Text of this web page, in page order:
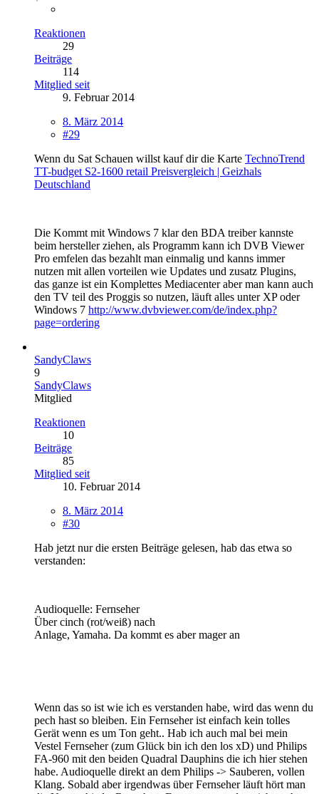
Reaktionen
29
Beiträge
114
Mitglied seit
9. Februar 2014
8. März 2014
#29
Wenn du Sat Schauen willst kauf dir die Karte TechnoTrend
TT-budget S2-1600 retail Preisvergleich | Geizhals
Deutschland
Die Kommt mit Windows 7 klar den BDA treiber kannste
beim hersteller ziehen, als Programm kann ich DVB Viewer
Pro emfelen das bezahlt man einmalig und kanns immer
nutzen mit allen vorteilen wie Updates und zusatz Plugins,
das ganze ist ein Komplettes Mediacenter aber man kann auch
den TV teil des Proggis so nutzen, läuft alles unter XP oder
Windows 7 http://www.dvbviewer.com/de/index.php?
page=ordering
SandyClaws
9
SandyClaws
Mitglied
Reaktionen
10
Beiträge
85
Mitglied seit
10. Februar 2014
8. März 2014
#30
Hab jetzt nur die ersten Beiträge gelesen, hab das etwa so
verstanden:
Audioquelle: Fernseher
Über cinch (rot/weiß) nach
Anlage, Yamaha. Da kommt es aber mager an
Wenn das so ist wie ich es verstanden habe, wird das wenn du
pech hast so bleiben. Ein Fernseher ist einfach kein tolles
Gerät wenn es um Ton geht.. Hab ich auch mal bei mein
Vestel Fernseher (zum Glück bin ich den los xD) und Philips
FA-960 mit den beiden Quadral Dauphins die ich hier stehen
habe. Audioquelle direkt an dem Philips -> Sauberen, vollen
Klang. Sobald aber irgendwas über Fernseher läuft hört man